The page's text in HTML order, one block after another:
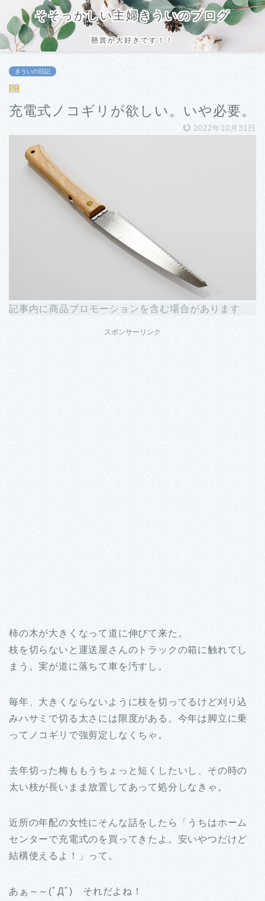
そそっかしい主婦きういのブログ
懸賞が大好きです！！
きういの日記
PR
充電式ノコギリが欲しい。いや必要。
2022年10月31日
記事内に商品プロモーションを含む場合があります
スポンサーリンク
柿の木が大きくなって道に伸びて来た。
枝を切らないと運送屋さんのトラックの箱に触れてし
まう。実が道に落ちて車を汚すし。
毎年、大きくならないように枝を切ってるけど刈り込
みハサミで切る太さには限度がある。今年は脚立に乗
ってノコギリで強剪定しなくちゃ。
去年切った梅ももうちょっと短くしたいし、その時の
太い枝が長いまま放置してあって処分しなきゃ。
近所の年配の女性にそんな話をしたら「うちはホーム
センターで充電式のを買ってきたよ。安いやつだけど
結構使えるよ！」って。
あぁ～～(ﾟДﾟ) それだよね！